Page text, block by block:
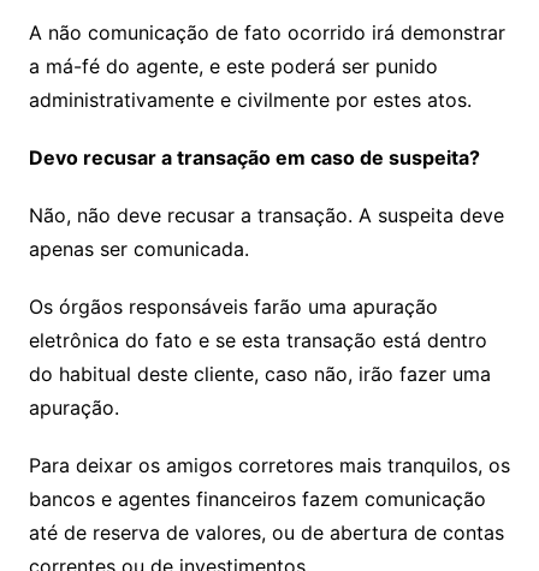
A não comunicação de fato ocorrido irá demonstrar
a má-fé do agente, e este poderá ser punido
administrativamente e civilmente por estes atos.
Devo recusar a transação em caso de suspeita?
Não, não deve recusar a transação. A suspeita deve
apenas ser comunicada.
Os órgãos responsáveis farão uma apuração
eletrônica do fato e se esta transação está dentro
do habitual deste cliente, caso não, irão fazer uma
apuração.
Para deixar os amigos corretores mais tranquilos, os
bancos e agentes financeiros fazem comunicação
até de reserva de valores, ou de abertura de contas
correntes ou de investimentos.